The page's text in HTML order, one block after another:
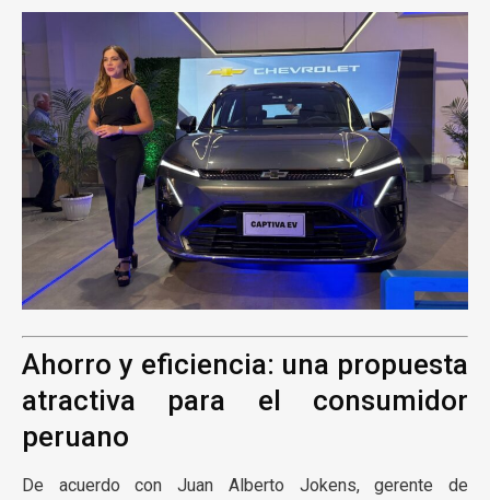
Ahorro y eficiencia: una propuesta
atractiva para el consumidor
peruano
De acuerdo con Juan Alberto Jokens, gerente de